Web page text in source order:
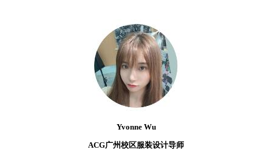
Yvonne Wu
ACG广州校区服装设计导师